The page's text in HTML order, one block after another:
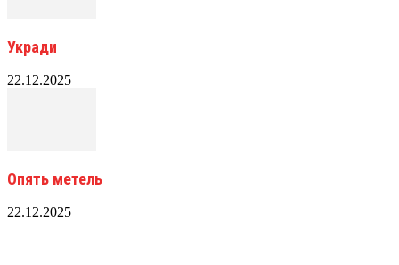
Укради
22.12.2025
Опять метель
22.12.2025